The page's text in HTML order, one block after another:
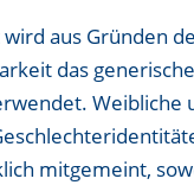
aus Gründen
das generische
Weibliche
mitgemeint,